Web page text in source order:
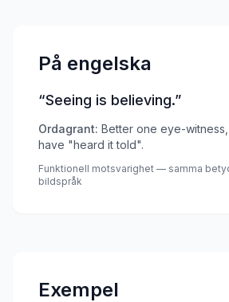
På engelska
“Seeing is believing.”
Ordagrant: Better one eye-
have "heard it told".
Funktionell motsvarighet — samma
bildspråk
Exempel